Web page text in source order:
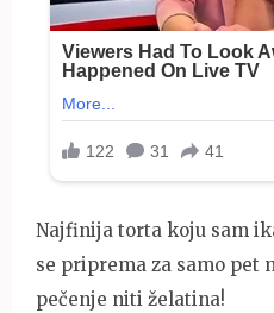
Najfinija torta koju sam
se priprema za samo pet
pečenje niti želatina!